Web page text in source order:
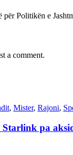
për Politikën e
a comment.
, Mister, Rajoni,
pa